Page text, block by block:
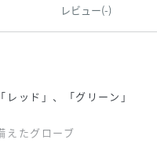
レビュー(-)
ッド」、「グリーン」
えたグローブ